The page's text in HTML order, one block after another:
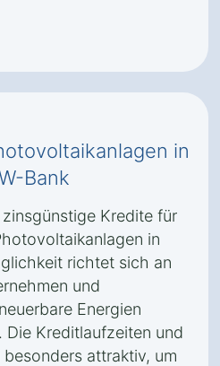
in
Bank
Kredite für
in
richtet sich an
und
Energien
Die Kreditlaufzeiten und
attraktiv, um